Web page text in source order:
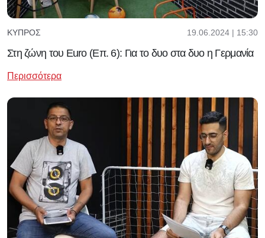
ΚΎΠΡΟΣ 19.06.2024 | 15:30
Στη ζώνη του Euro (Επ. 6): Για το δυο στα δυο η Γερμανία
Περισσότερα